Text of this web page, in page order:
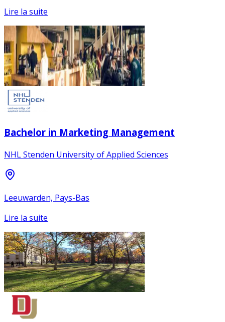
Lire la suite
Bachelor in Marketing Management
NHL Stenden University of Applied Sciences
Leeuwarden, Pays-Bas
Lire la suite